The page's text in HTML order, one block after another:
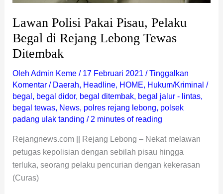
Lawan Polisi Pakai Pisau, Pelaku
Begal di Rejang Lebong Tewas
Ditembak
Oleh Admin Keme / 17 Februari 2021 /Tinggalkan
Komentar / Daerah, Headline, HOME, Hukum/Kriminal /
begal , begal didor, begal ditembak, begal jalur - lintas,
begal tewas, News, polres rejang lebong, polsek
padang ulak tanding / 2 minutes of reading
Rejangnews.com || Rejang Lebong – Nekat melawan
petugas kepolisian dengan sebilah pisau hingga
terluka, seorang pelaku pencurian dengan kekerasan
(Curas)